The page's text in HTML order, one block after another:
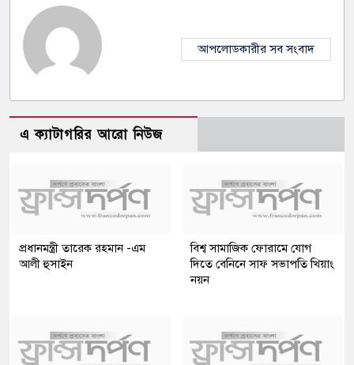
আপলোডকারীর সব সংবাদ
এ ক্যাটাগরির আরো নিউজ
প্রধানমন্ত্রী তারেক রহমান -এম
আলী হুসাইন
বিশ্ব সামাজিক ফোরামে যোগ
দিতে বেনিনে সাফ সভাপতি খিয়াং
নয়ন